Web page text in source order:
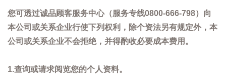
您可透过诚品顾客服务中心（服务专线0800-666-798）向
本公司或关系企业行使下列权利，除个资法另有规定外，本
公司或关系企业不会拒绝，并得酌收必要成本费用。
1.查询或请求阅览您的个人资料。